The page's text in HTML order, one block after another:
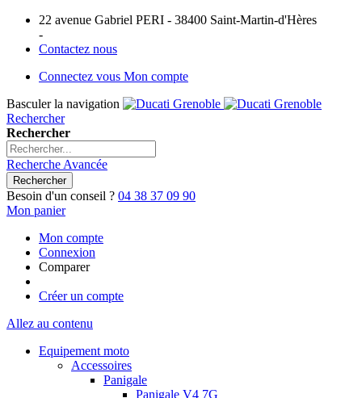
22 avenue Gabriel PERI - 38400 Saint-Martin-d'Hères
-
Contactez nous
Connectez vous Mon compte
Basculer la navigation
Rechercher
Rechercher
Recherche Avancée
Rechercher
Besoin d'un conseil ? 04 38 37 09 90
Mon panier
Mon compte
Connexion
Comparer
Créer un compte
Allez au contenu
Equipement moto
Accessoires
Panigale
Panigale V4 7G